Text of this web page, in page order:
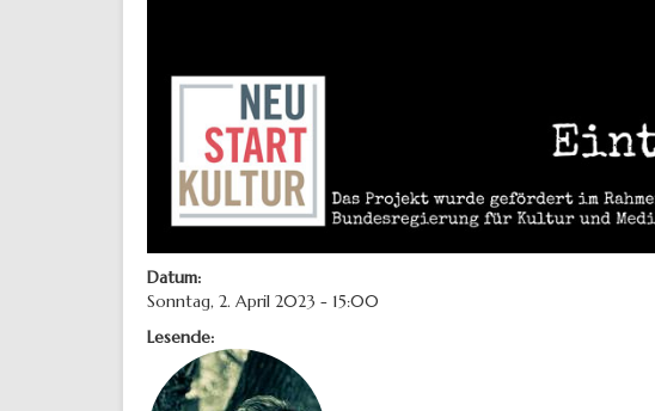
Datum:
Sonntag, 2. April 2023 - 15:00
Lesende: